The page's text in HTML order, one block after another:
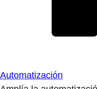
Automatización